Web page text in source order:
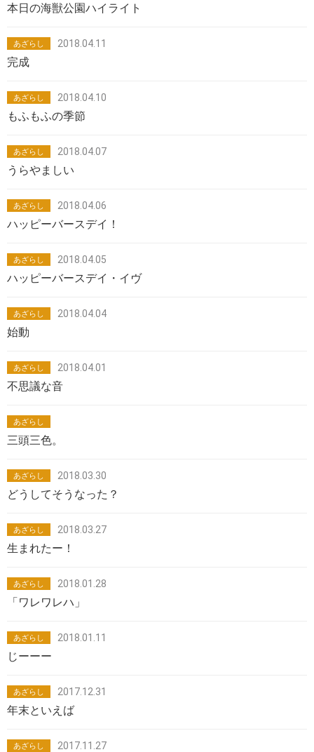
本日の海獣公園ハイライト
あざらし 2018.04.11
完成
あざらし 2018.04.10
もふもふの季節
あざらし 2018.04.07
うらやましい
あざらし 2018.04.06
ハッピーバースデイ！
あざらし 2018.04.05
ハッピーバースデイ・イヴ
あざらし 2018.04.04
始動
あざらし 2018.04.01
不思議な音
あざらし
三頭三色。
あざらし 2018.03.30
どうしてそうなった？
あざらし 2018.03.27
生まれたー！
あざらし 2018.01.28
「ワレワレハ」
あざらし 2018.01.11
じーーー
あざらし 2017.12.31
年末といえば
あざらし 2017.11.27